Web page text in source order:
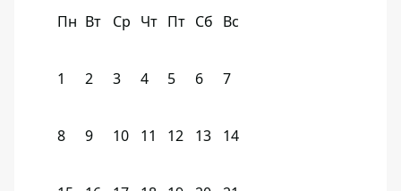
Пн Вт Ср Чт Пт Сб Вс
1 2 3 4 5 6 7
8 9 10 11 12 13 14